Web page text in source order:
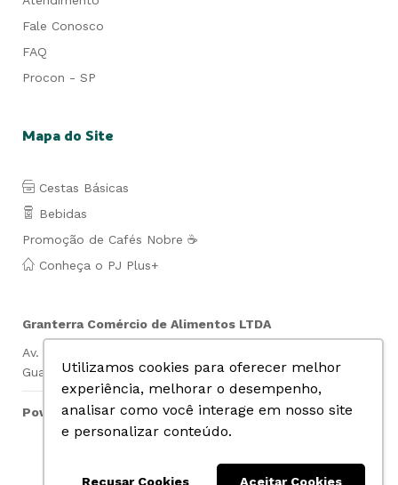
Utilizamos cookies para oferecer melhor
experiência, melhorar o desempenho,
analisar como você interage em nosso site
e personalizar conteúdo.
Recusar Cookies Aceitar Cookies
Fale Conosco
FAQ
Procon - SP
Mapa do Site
Cestas Básicas
Bebidas
Promoção de Cafés Nobre ☕
Conheça o PJ Plus+
Granterra Comércio de Alimentos LTDA
Av. Lauro de Gusmão Silveira, 849- Jd. São Geraldo-
Guarulhos- SP Cep: 07140-010 CNPJ: 07.019.669/0001-74
Powered by